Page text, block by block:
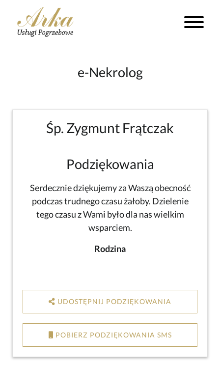
e-Nekrolog
Śp. Zygmunt Frątczak
Podziękowania
Serdecznie dziękujemy za Waszą obecność
podczas trudnego czasu żałoby. Dzielenie
tego czasu z Wami było dla nas wielkim
wsparciem.
Rodzina
UDOSTĘPNIJ PODZIĘKOWANIA
POBIERZ PODZIĘKOWANIA SMS